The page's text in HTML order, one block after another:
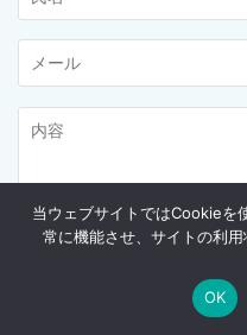
当ウェブサイトではCookieを
常に機能させ、サイトの利
OK